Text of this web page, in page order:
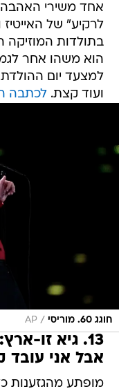
אחד משירי האהבה
לרקיע" של
בתולדות
למצעד יום
ועוד קצת.לכתבה
חוגג 60. מוריסי /
AP
13. גיא זו-
אבל אני
מופתע מהגזענות